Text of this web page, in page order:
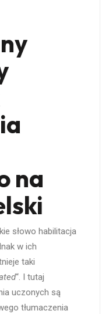
na
słowo habilitacja
w ich
taki
“. I tutaj
uczonych są
tłumaczenia